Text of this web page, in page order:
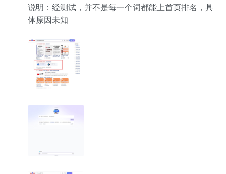
说明：经测试，并不是每一个词都能上首页排名，具
体原因未知